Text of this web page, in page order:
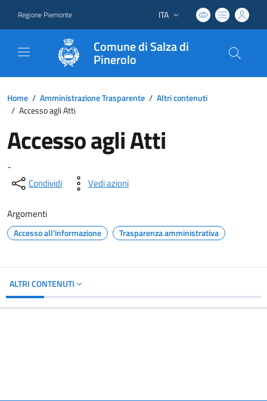
Regione Piemonte Lingua attiva:
ITA
Comune di Salza di
Pinerolo
Home / Amministrazione Trasparente / Altri contenuti
/ Accesso agli Atti
Accesso agli Atti
-
Condividi Vedi azioni
Argomenti
Accesso all'informazione Trasparenza amministrativa
ALTRI CONTENUTI